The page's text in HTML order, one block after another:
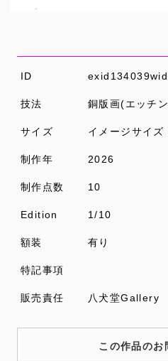
ID
技法 銅版画(エッチ
サイズ イメージサイ
制作年 2026
制作点数 10
Edition 1/10
額装 有り
特記事項
販売責任 八犬堂
この作品のお